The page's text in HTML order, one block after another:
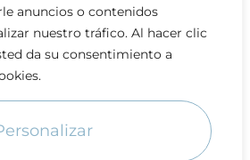
anuncios o contenidos
nuestro tráfico. Al hacer clic
da su consentimiento a